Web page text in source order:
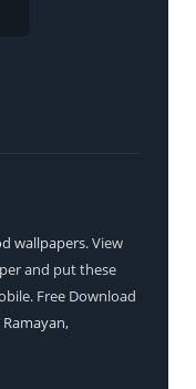
wallpapers. View
and put these
Free Download
Ramayan,